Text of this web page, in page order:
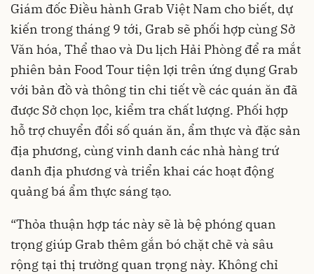
Giám đốc Điều hành Grab Việt Nam cho biết, dự
kiến trong tháng 9 tới, Grab sẽ phối hợp cùng Sở
Văn hóa, Thể thao và Du lịch Hải Phòng để ra mắt
phiên bản Food Tour tiện lợi trên ứng dụng Grab
với bản đồ và thông tin chi tiết về các quán ăn đã
được Sở chọn lọc, kiểm tra chất lượng. Phối hợp
hỗ trợ chuyển đổi số quán ăn, ẩm thực và đặc sản
địa phương, cùng vinh danh các nhà hàng trứ
danh địa phương và triển khai các hoạt động
quảng bá ẩm thực sáng tạo.
“Thỏa thuận hợp tác này sẽ là bệ phóng quan
trọng giúp Grab thêm gắn bó chặt chẽ và sâu
rộng tại thị trường quan trọng này. Không chỉ